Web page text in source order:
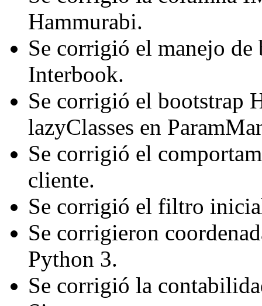
Hammurabi.
Se corrigió el manejo
Interbook.
Se corrigió el bootstrap
lazyClasses en
Se corrigió el
cliente.
Se corrigió el filtro
Se corrigieron
Python 3.
Se corrigió la